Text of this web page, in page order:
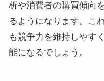
析や消費者の購買傾向
るようになります。こ
も競争力を維持しやす
能になるでしょう。